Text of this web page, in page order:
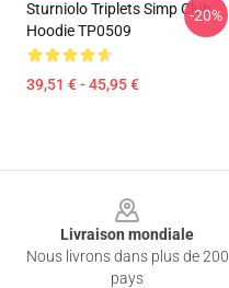
Sturniolo Triplets Simp Club
Hoodie TP0509
39,51 € - 45,95 €
-20%
Livraison mondiale
Nous livrons dans plus de 200
pays